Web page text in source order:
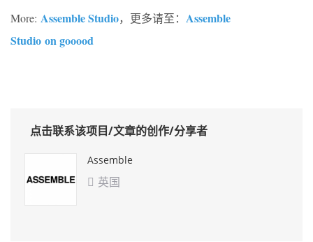
More: Assemble Studio，更多请至： Assemble
Studio on gooood
点击联系该项目/文章的创作/分享者
Assemble
 英国